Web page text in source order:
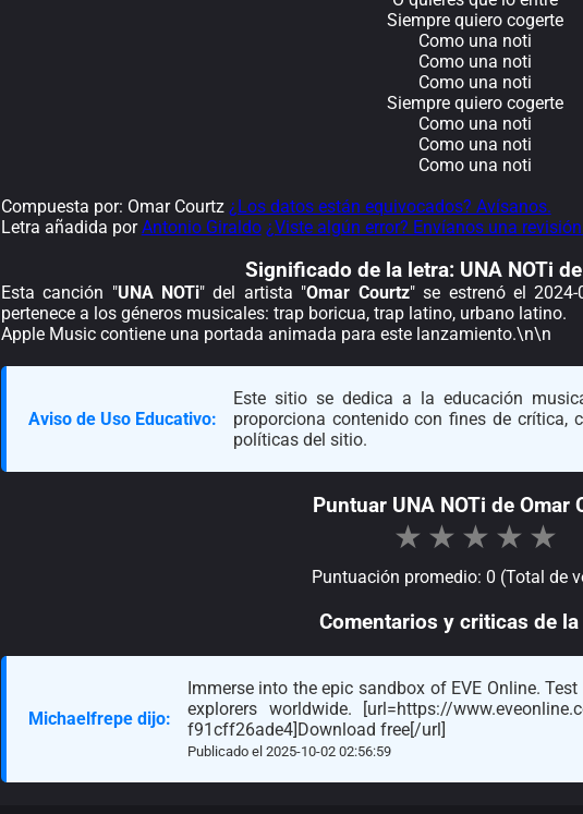
Siempre quiero cogerte
Como una noti
Como una noti
Como una noti
Siempre quiero cogerte
Como una noti
Como una noti
Como una noti
Compuesta por: Omar Courtz ¿Los datos están equivocados? Avísanos.
Letra añadida porAntonio Giraldo ¿Viste algún error? Envíanos una
Significado de la letra: UNA NOTi
Esta canción "UNA NOTi" del artista "Omar Courtz" se estrenó el
pertenece a los géneros musicales: trap boricua, trap latino, urbano latino.
Apple Music contiene una portada animada para este lanzamiento.\n\n
Aviso de Uso Educativo:
Este sitio se dedica a la educación
proporciona contenido con fines de crítica,
políticas del sitio.
Puntuar UNA NOTi de Omar
★ ★ ★ ★ ★
Puntuación promedio: 0 (Total de
Comentarios y criticas de
Michaelfrepe dijo:
Immerse into the epic sandbox of EVE Online.
explorers worldwide. [url=https://
f91cff26ade4]Download free[/url]
Publicado el 2025-10-02 02:56:59